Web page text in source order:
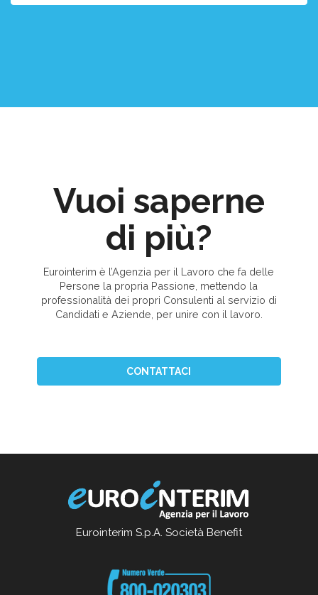
Vuoi saperne
di più?
Eurointerim è l’Agenzia per il Lavoro che fa delle
Persone la propria Passione, mettendo la
professionalità dei propri Consulenti al servizio di
Candidati e Aziende, per unire con il lavoro.
CONTATTACI
Eurointerim S.p.A. Società Benefit